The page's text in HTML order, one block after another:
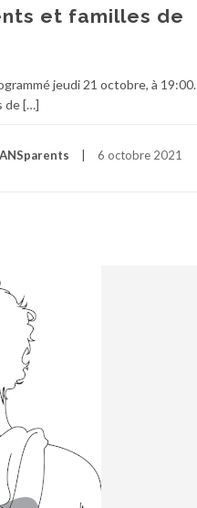
et familles de
jeudi 21 octobre, à 19:00.
de […]
6 octobre 2021